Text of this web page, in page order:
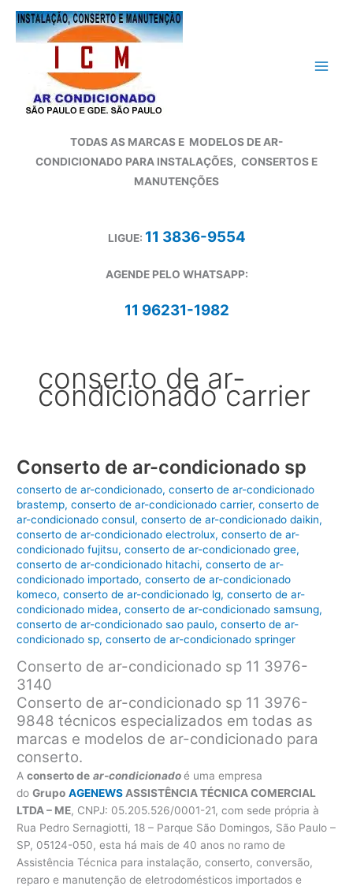
para
TODAS AS MARCAS E MODELOS DE AR-
CONDICIONADO PARA INSTALAÇÕES, CONSERTOS E
MANUTENÇÕES
LIGUE: 11 3836-9554
AGENDE PELO WHATSAPP:
11 96231-1982
conserto de ar-
condicionado carrier
Conserto de ar-condicionado sp
conserto de ar-condicionado,conserto de ar-condicionado
brastemp,conserto de ar-condicionado carrier,conserto de
ar-condicionado consul,conserto de ar-condicionado daikin,
conserto de ar-condicionado electrolux,conserto de ar-
condicionado fujitsu,conserto de ar-condicionado gree,
conserto de ar-condicionado hitachi,conserto de ar-
condicionado importado,conserto de ar-condicionado
komeco,conserto de ar-condicionado lg,conserto de ar-
condicionado midea,conserto de ar-condicionado samsung,
conserto de ar-condicionado sao paulo,conserto de ar-
condicionado sp,conserto de ar-condicionado springer
Conserto de ar-condicionado sp 11 3976-
3140
Conserto de ar-condicionado sp 11 3976-
9848 técnicos especializados em todas as
marcas e modelos de ar-condicionado para
conserto.
Aconserto de ar-condicionadoé uma empresa
doGrupo AGENEWS ASSISTÊNCIA TÉCNICA COMERCIAL
LTDA – ME, CNPJ: 05.205.526/0001-21, com sede própria à
Rua Pedro Sernagiotti, 18 – Parque São Domingos, São Paulo –
SP, 05124-050, esta há mais de 40 anos no ramo de
Assistência Técnica para instalação, conserto, conversão,
reparo e manutenção de eletrodomésticos importados e